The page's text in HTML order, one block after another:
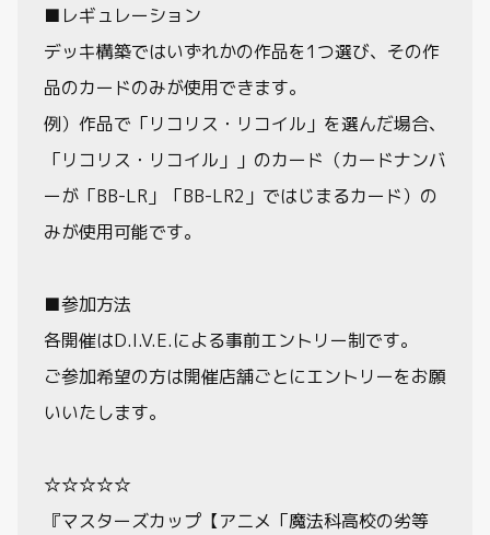
■レギュレーション
デッキ構築ではいずれかの作品を1つ選び、その作
品のカードのみが使用できます。
例）作品で「リコリス・リコイル」を選んだ場合、
「リコリス・リコイル」」のカード（カードナンバ
ーが「BB-LR」「BB-LR2」ではじまるカード）の
みが使用可能です。
■参加方法
各開催はD.I.V.E.による事前エントリー制です。
ご参加希望の方は開催店舗ごとにエントリーをお願
いいたします。
☆☆☆☆☆
『マスターズカップ【アニメ「魔法科高校の劣等